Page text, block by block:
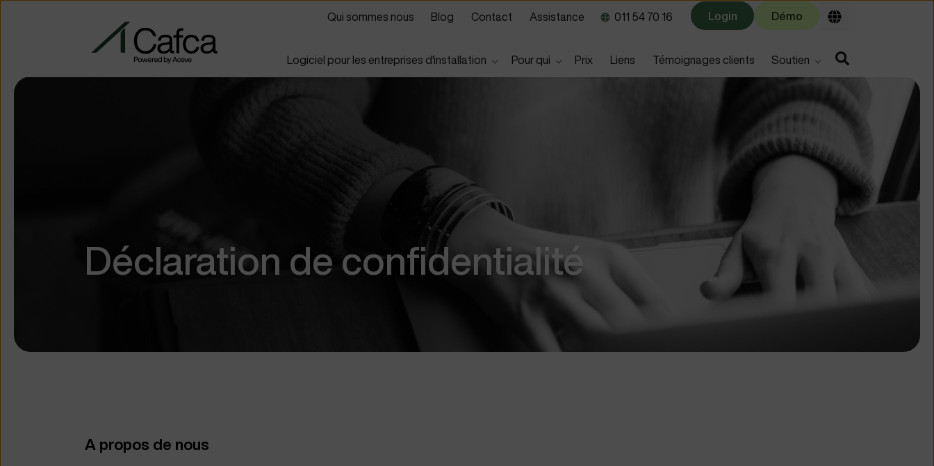
Qui sommes nous Blog Contact Assistance 011 54 70 16 Login Démo
Logiciel pour les entreprises d'installation Show submenu for
Pour qui Show submenu for
Prix Liens Témoignages clients Soutien Show submenu for
Déclaration de confidentialité
A propos de nous